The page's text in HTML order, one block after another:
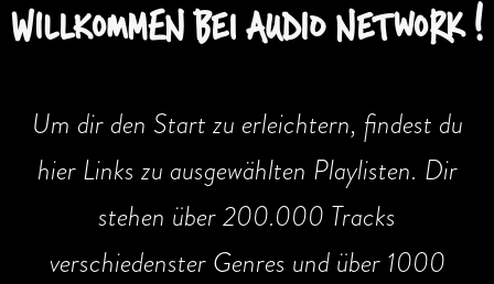
WILLKOMMEN BEI AUDIO NETWORK !
Um dir den Start zu erleichtern, findest du
hier Links zu ausgewählten Playlisten. Dir
stehen über 200.000 Tracks
verschiedenster Genres und über 1000